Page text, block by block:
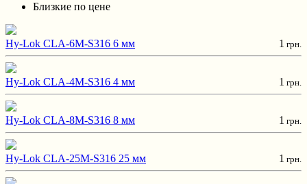
Близкие по цене
Hy-Lok CLA-6M-S316 6 мм 1 грн.
Hy-Lok CLA-4M-S316 4 мм 1 грн.
Hy-Lok CLA-8M-S316 8 мм 1 грн.
Hy-Lok CLA-25M-S316 25 мм 1 грн.